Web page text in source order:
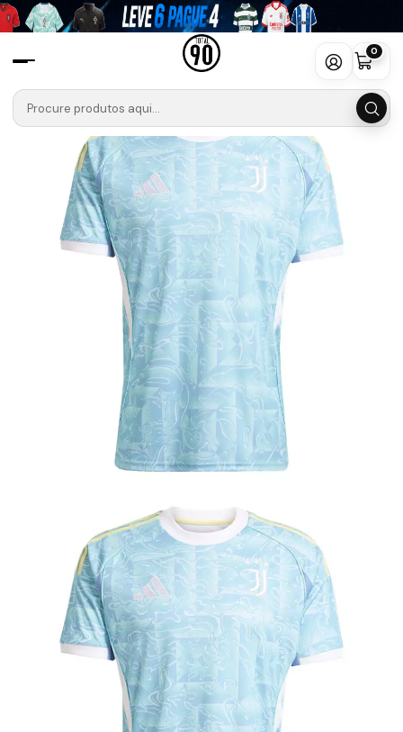
0
Início Camisolas Serie A
Juventus
Camisola Juventus Alternativo Equipamento 25/26